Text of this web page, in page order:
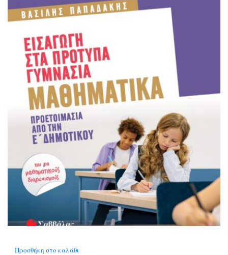
Προσθήκη στο καλάθι